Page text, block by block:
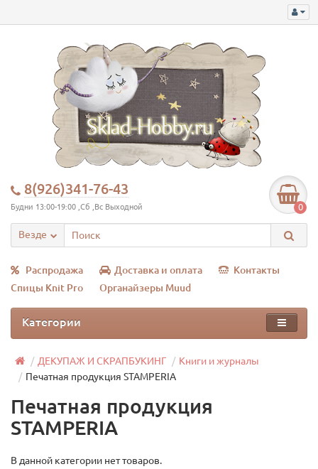
8(926)341-76-43
Будни 13:00-19:00 ,Сб ,Вс Выходной 0
Везде
Распродажа Доставка и оплата
Контакты
Спицы Knit Pro
Органайзеры Muud
Категории
ДЕКУПАЖ И СКРАПБУКИНГ
Книги и журналы
Печатная продукция STAMPERIA
Печатная продукция
STAMPERIA
В данной категории нет товаров.